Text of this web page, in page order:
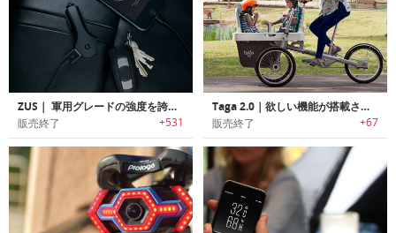
ZUS｜ 軍用グレードの強度を誇るスマート機能搭載の車用ソケット充電器「ズース」
販売終了 +531
Taga 2.0｜欲しい機能が搭載されたファミリーバイク「タガ2.0」
販売終了 +67